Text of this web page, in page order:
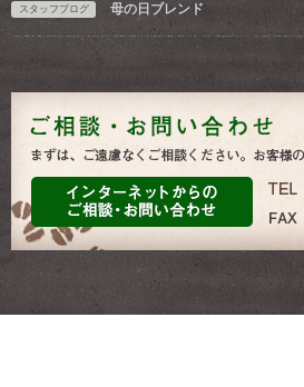
スタッフブログ 母の日ブレンド